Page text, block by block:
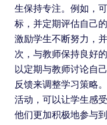
生保持专注。例如，
标，并定期评估自己
激励学生不断努力，
次，与教师保持良好
以定期与教师讨论自
反馈来调整学习策略
活动，可以让学生感
他们更加积极地参与到